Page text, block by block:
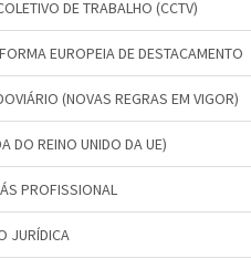
DE TRABALHO (CCTV)
EUROPEIA DE DESTACAMENTO
(NOVAS REGRAS EM VIGOR)
DO REINO UNIDO DA UE)
PROFISSIONAL
JURÍDICA